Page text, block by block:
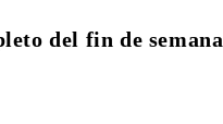
del fin de